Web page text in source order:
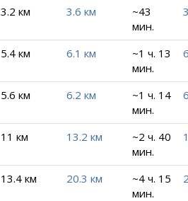
3.2 км 3.6 км
~43
мин.
5.4 км 6.1 км
~1 ч. 13
мин.
5.6 км 6.2 км
~1 ч. 14
мин.
11 км 13.2 км
~2 ч. 40
мин.
13.4 км 20.3 км
~4 ч. 15
мин.